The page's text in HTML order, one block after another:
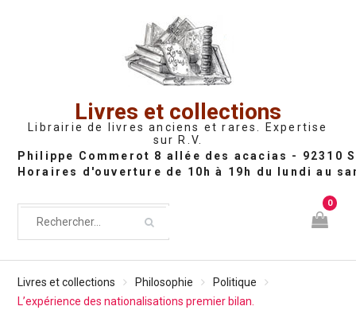
Livres et collections
Librairie de livres anciens et rares. Expertise
sur R.V.
0
Livres et collections Philosophie
Politique
L’expérience des nationalisations premier bilan.